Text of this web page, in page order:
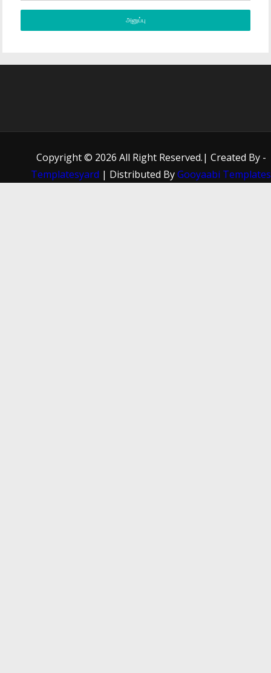
Copyright © 2026 All Right Reserved.| Created By -
Templatesyard | Distributed ByGooyaabi Templates